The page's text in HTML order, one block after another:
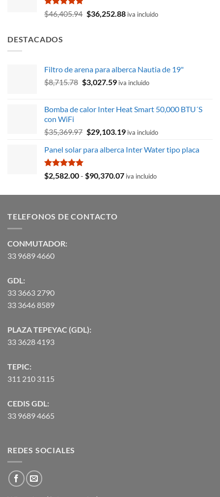
Valorado
con
$46,405.94 El
$36,252.88Eliva incluido
DESTACADOS
Filtro de arena para alberca Nautia de 19"
$8,715.78 El
era:
$3,027.59El
es:
iva incluido
Bomba de calor Inter Heat Smart 50,000 BTU´S
con WiFi
$35,369.97 El
original
$35,369.97.
$29,103.19El
actual
$29,103.19.
iva incluido
Panel solar para alberca Inter Water tipo placa
Valorado
con
$2,582.00- $90,370.07Rango
precios:
iva incluido
TELEFONOS DE CONTACTO
CONMUTADOR:
33 9689 4660
GDL:
33 3663 2790
33 3646 8589
PLAZA TEPEYAC (GDL):
33 3628 4193
TEPIC:
311 210 3115
CEDIS GDL:
33 9689 4665
REDES SOCIALES